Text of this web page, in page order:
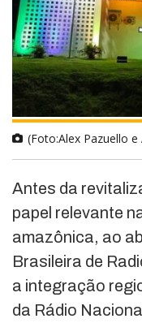
(Foto:Alex Pazuello
Antes da
papel relevante
amazônica, ao
Brasileira de
a integração
da Rádio